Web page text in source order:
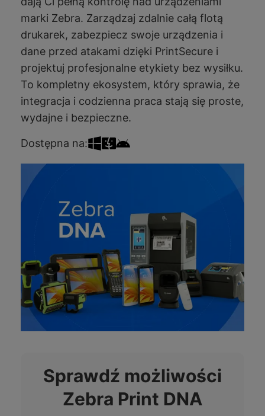
marki Zebra. Zarządzaj zdalnie całą flotą
drukarek, zabezpiecz swoje urządzenia i
dane przed atakami dzięki PrintSecure i
projektuj profesjonalne etykiety bez wysiłku.
To kompletny ekosystem, który sprawia, że
integracja i codzienna praca stają się proste,
wydajne i bezpieczne.
Dostępna na:
Sprawdź możliwości
Zebra Print DNA